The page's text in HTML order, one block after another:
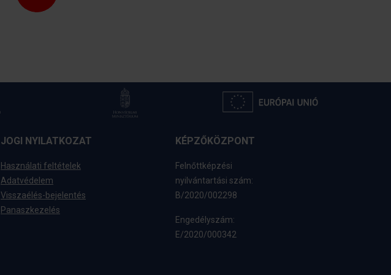
JOGI NYILATKOZAT
Használati feltételek
Adatvédelem
Visszaélés-bejelentés
Panaszkezelés
KÉPZŐKÖZPONT
Felnőttképzési
nyilvántartási szám:
B/2020/002298
Engedélyszám:
E/2020/000342